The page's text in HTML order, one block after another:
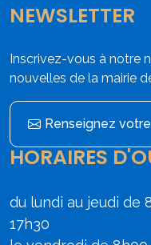
NEWSLETTER
Inscrivez-vous à notre
nouvelles de la mairie
Renseignez
HORAIRES
du lundi au jeudi de
17h30